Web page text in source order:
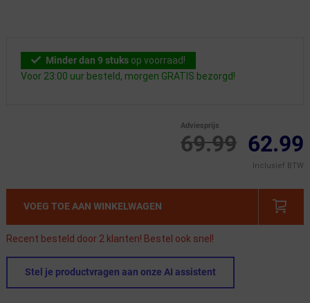
Minder dan 9 stuks op voorraad!
Voor 23:00 uur besteld, morgen GRATIS bezorgd!
69.99
Adviesprijs
62.99
Inclusief BTW
VOEG TOE AAN WINKELWAGEN
Recent besteld door 2 klanten! Bestel ook snel!
Stel je productvragen aan onze AI assistent